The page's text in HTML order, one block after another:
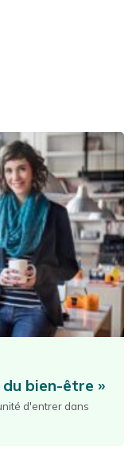
bien-être »
d'entrer dans